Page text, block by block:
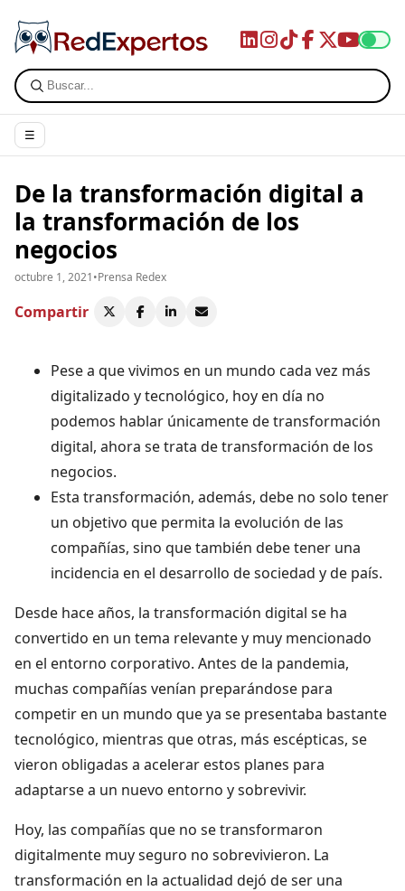
☰
De la transformación digital a
la transformación de los
negocios
octubre 1, 2021•Prensa Redex
Compartir
Pese a que vivimos en un mundo cada vez más
digitalizado y tecnológico, hoy en día no
podemos hablar únicamente de transformación
digital, ahora se trata de transformación de los
negocios.
Esta transformación, además, debe no solo tener
un objetivo que permita la evolución de las
compañías, sino que también debe tener una
incidencia en el desarrollo de sociedad y de país.
Desde hace años, la transformación digital se ha
convertido en un tema relevante y muy mencionado
en el entorno corporativo. Antes de la pandemia,
muchas compañías venían preparándose para
competir en un mundo que ya se presentaba bastante
tecnológico, mientras que otras, más escépticas, se
vieron obligadas a acelerar estos planes para
adaptarse a un nuevo entorno y sobrevivir.
Hoy, las compañías que no se transformaron
digitalmente muy seguro no sobrevivieron. La
transformación en la actualidad dejó de ser una